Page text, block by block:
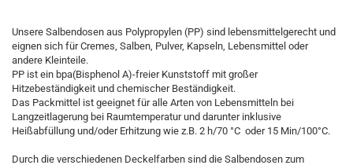
Unsere Salbendosen aus Polypropylen (PP) sind lebensmittelgerecht und
eignen sich für Cremes, Salben, Pulver, Kapseln, Lebensmittel oder
andere Kleinteile.
PP ist ein bpa(Bisphenol A)-freier Kunststoff mit großer
Hitzebeständigkeit und chemischer Beständigkeit.
Das Packmittel ist geeignet für alle Arten von Lebensmitteln bei
Langzeitlagerung bei Raumtemperatur und darunter inklusive
Heißabfüllung und/oder Erhitzung wie z.B. 2 h/70 °C oder 15 Min/100°C.
Durch die verschiedenen Deckelfarben sind die Salbendosen zum